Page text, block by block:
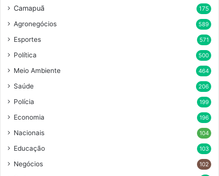
Camapuã 175
Agronegócios 589
Esportes 571
Política 500
Meio Ambiente 464
Saúde 206
Polícia 199
Economia 196
Nacionais 104
Educação 103
Negócios 102